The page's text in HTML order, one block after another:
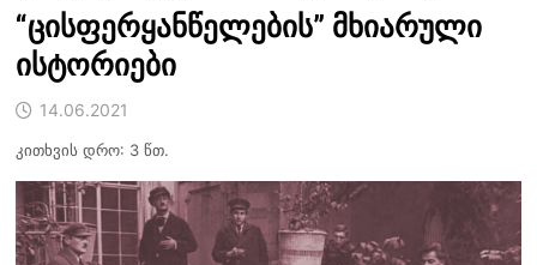
“ცისფერყანწელების” მხიარული
ისტორიები
14.06.2021
კითხვის დრო: 3 წთ.